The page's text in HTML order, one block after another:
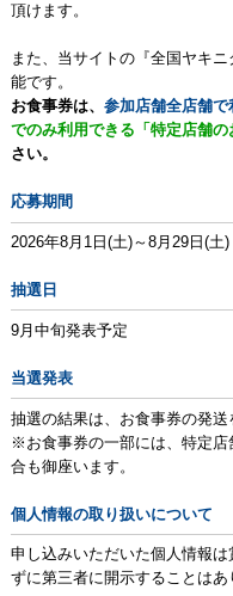
頂けます。
また、当サイトの『全国ヤキ
能です。
お食事券は、 参加店舗全店舗で
でのみ利用できる「特定店舗の
さい。
応募期間
2026年8月1日(土)～8月29日(土)
抽選日
9月中旬発表予定
当選発表
抽選の結果は、お食事券の発送
※お食事券の一部には、特定
合も御座います。
個人情報の取り扱いについて
申し込みいただいた個人情報
ずに第三者に開示することはあ